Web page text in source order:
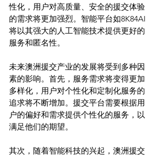
性化，用户对高质量、安全的援交体验
的需求将更加强烈。智能平台如8K84AI
将以其强大的人工智能技术提供更好的
服务和匿名性。
未来澳洲援交产业的发展将受到多种因
素的影响。首先，服务需求将变得更加
多样化，用户对个性化和定制化服务的
追求将不断增加。援交平台需要根据用
户的偏好和需求提供个性化的服务，以
满足他们的期望。
其次，随着智能科技的兴起，澳洲援交